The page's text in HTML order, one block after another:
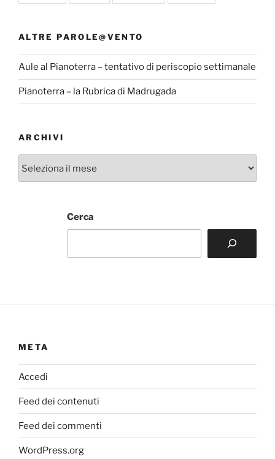
ALTRE PAROLE@VENTO
Aule al Pianoterra – tentativo di periscopio settimanale
Pianoterra – la Rubrica di Madrugada
ARCHIVI
Cerca
META
Accedi
Feed dei contenuti
Feed dei commenti
WordPress.org